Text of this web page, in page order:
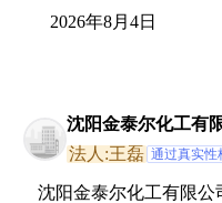
2026年8月4日
沈阳金泰尔化工有
法人:王磊 通过真实性
沈阳金泰尔化工有限公